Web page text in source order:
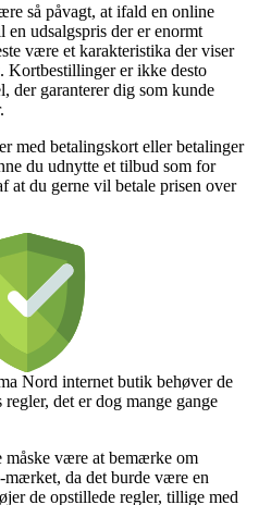
så påvagt, at ifald en online
udsalgspris der er enormt
være et karakteristika der viser
Kortbestillinger er ikke desto
der garanterer dig som kunde
med betalingskort eller betalinger
du udnytte et tilbud som for
du gerne vil betale prisen over
Nord internet butik behøver de
det er dog mange gange
måske være at bemærke om
mærket, da det burde være en
de opstillede regler, tillige med